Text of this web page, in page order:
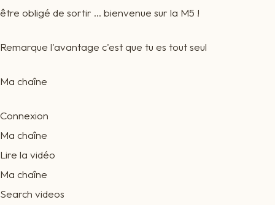
être obligé de sortir ... bienvenue sur la M5 !
Remarque l'avantage c'est que tu es tout seul
Ma chaîne
Connexion
Ma chaîne
Lire la vidéo
Ma chaîne
Search videos